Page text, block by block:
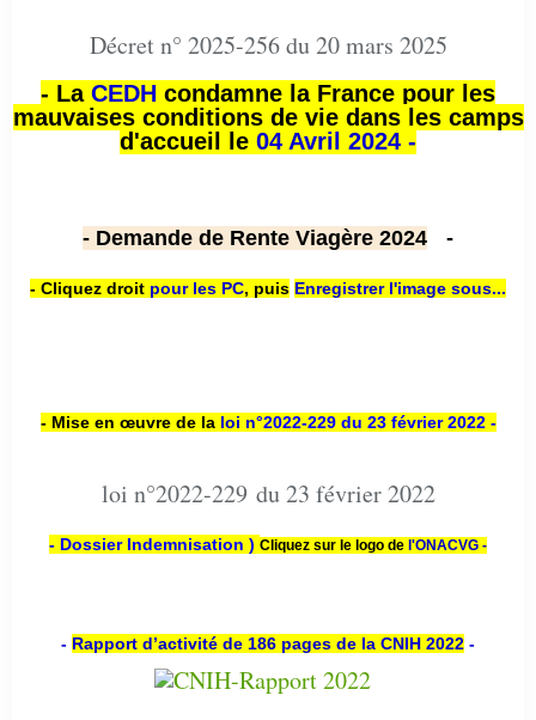
Décret n° 2025-256 du 20 mars 2025
- La CEDH condamne la France pour les
mauvaises conditions de vie dans les camps
d'accueil le 04 Avril 2024 -
- Demande de Rente Viagère 2024 -
- Cliquez droit pour les PC, puis Enregistrer l'image sous...
- Mise en œuvre de la loi n°2022-229 du 23 février 2022 -
loi n°2022-229 du 23 février 2022
- Dossier Indemnisation ) Cliquez sur le logo de l'ONACVG -
- Rapport d’activité de 186 pages de la CNIH 2022 -